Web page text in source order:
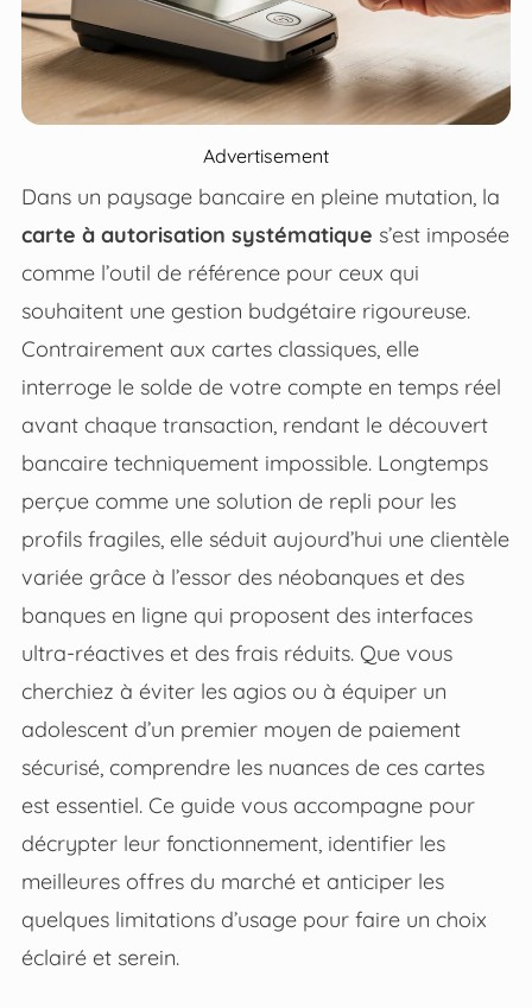
Advertisement
Dans un paysage bancaire en pleine mutation, la
carte à autorisation systématique s’est imposée
comme l’outil de référence pour ceux qui
souhaitent une gestion budgétaire rigoureuse.
Contrairement aux cartes classiques, elle
interroge le solde de votre compte en temps réel
avant chaque transaction, rendant le découvert
bancaire techniquement impossible. Longtemps
perçue comme une solution de repli pour les
profils fragiles, elle séduit aujourd’hui une clientèle
variée grâce à l’essor des néobanques et des
banques en ligne qui proposent des interfaces
ultra-réactives et des frais réduits. Que vous
cherchiez à éviter les agios ou à équiper un
adolescent d’un premier moyen de paiement
sécurisé, comprendre les nuances de ces cartes
est essentiel. Ce guide vous accompagne pour
décrypter leur fonctionnement, identifier les
meilleures offres du marché et anticiper les
quelques limitations d’usage pour faire un choix
éclairé et serein.